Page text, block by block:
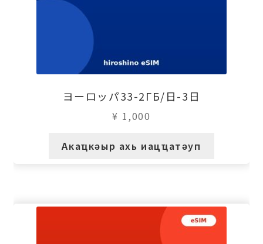
ヨーロッパ33-2ГБ/日-3日
¥ 1,000
Акаҵкәыр ахь иацҵатәуп